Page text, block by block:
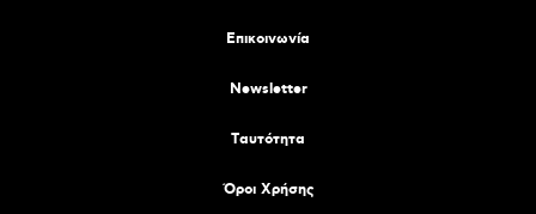
Επικοινωνία
Newsletter
Tαυτότητα
Όροι Χρήσης